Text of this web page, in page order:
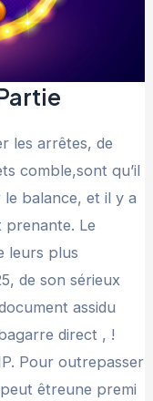
les arrêtes, de
comble,sont qu’il
balance, et il y a
prenante. Le
leurs plus
de son sérieux
assidu
direct , !
Pour outrepasser
êtreune premi